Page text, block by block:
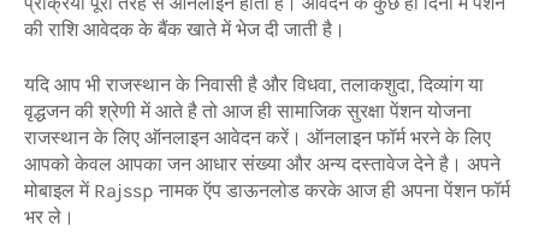
की राशि आवेदक के बैंक खाते में भेज दी जाती है।
यदि आप भी राजस्थान के निवासी है और विधवा, तलाकशुदा, दिव्यांग या
वृद्धजन की श्रेणी में आते है तो आज ही सामाजिक सुरक्षा पेंशन योजना
राजस्थान के लिए ऑनलाइन आवेदन करें। ऑनलाइन फॉर्म भरने के लिए
आपको केवल आपका जन आधार संख्या और अन्य दस्तावेज देने है। अपने
मोबाइल में Rajssp नामक ऍप डाऊनलोड करके आज ही अपना पेंशन फॉर्म
भर ले।